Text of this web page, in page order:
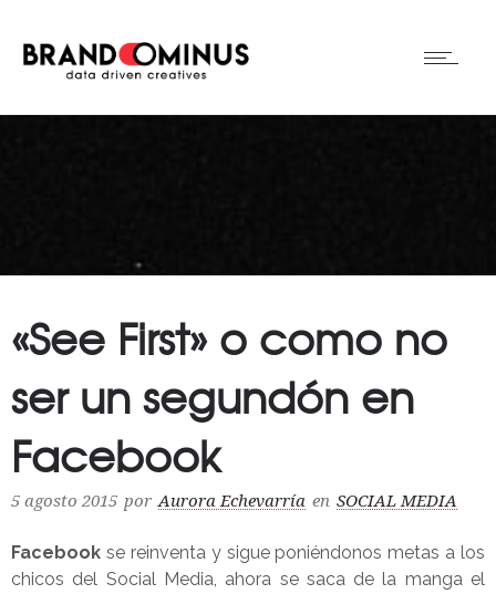
«See First» o como no
ser un segundón en
Facebook
5 agosto 2015 por Aurora Echevarría en SOCIAL MEDIA
Facebook se reinventa y sigue poniéndonos metas a los
chicos del Social Media, ahora se saca de la manga el